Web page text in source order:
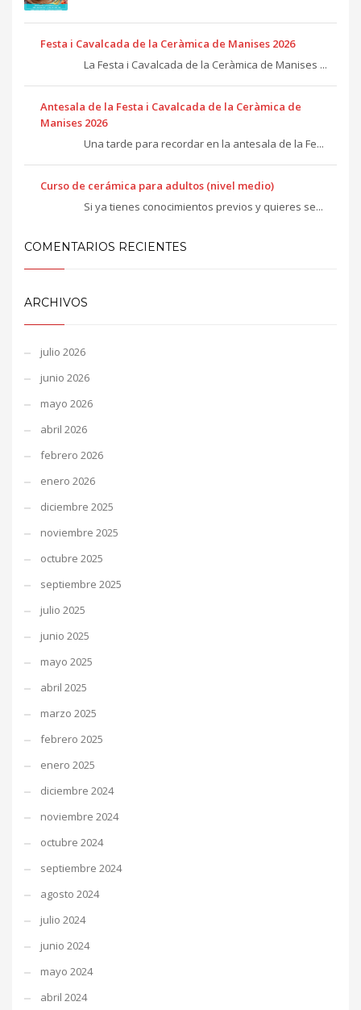
Festa i Cavalcada de la Ceràmica de Manises 2026
La Festa i Cavalcada de la Ceràmica de Manises ...
Antesala de la Festa i Cavalcada de la Ceràmica de
Manises 2026
Una tarde para recordar en la antesala de la Fe...
Curso de cerámica para adultos (nivel medio)
Si ya tienes conocimientos previos y quieres se...
COMENTARIOS RECIENTES
ARCHIVOS
julio 2026
junio 2026
mayo 2026
abril 2026
febrero 2026
enero 2026
diciembre 2025
noviembre 2025
octubre 2025
septiembre 2025
julio 2025
junio 2025
mayo 2025
abril 2025
marzo 2025
febrero 2025
enero 2025
diciembre 2024
noviembre 2024
octubre 2024
septiembre 2024
agosto 2024
julio 2024
junio 2024
mayo 2024
abril 2024